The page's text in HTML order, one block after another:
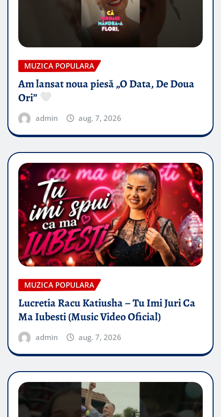
MUZICA POPULARA
Am lansat noua piesă „O Data, De Doua
Ori”
admin aug. 7, 2026
MUZICA POPULARA
Lucretia Racu Katiusha – Tu Imi Juri Ca
Ma Iubesti (Music Video Oficial)
admin aug. 7, 2026